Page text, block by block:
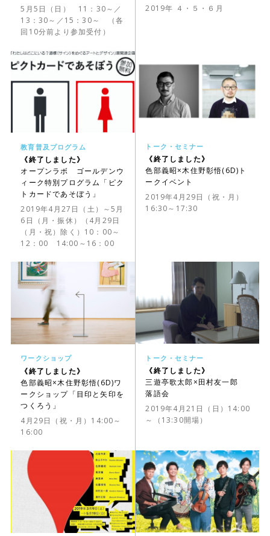
5月5日（日） 11：30～／
13：30～／15：30～ （各
回10分前より参加受付）
2019年 ４・５・６月
教育普及プログラム
《終了しました》
オープンラボ ゴールデンウ
ィーク特別プログラム「ピク
トカードであそぼう」
2019年4月27日（土）～5月
6日（月・振休）（4月29日
（月・祝）除く）10：00～
12：00 14:00～16：00
トーク・セミナー
《終了しました》
色部義昭×木住野彰悟(6D)ト
ークイベント
2019年4月29日（祝・月）
16:30～17:30
ワークショップ
《終了しました》
色部義昭×木住野彰悟(6D)ワ
ークショップ「目印と矢印を
つくろう」
4月29日（祝・月）14:00～
16:00
トーク・セミナー
《終了しました》
三遊亭歌太郎×田村友一郎
落語会
2019年4月21日（日）14:00
～（13:30開場）